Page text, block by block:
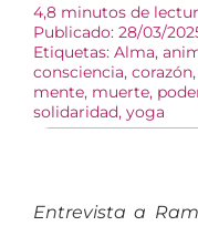
4,8 minutos de
Publicado: 28/03/
Etiquetas: Alma,
consciencia, corazón,
mente, muerte,
solidaridad, yoga
Entrevista a